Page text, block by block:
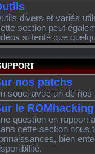
divers et variés
section peut
si tenté que
nos patchs
souci avec un de
le ROMhacking
question en rapport
cette section nous
bien